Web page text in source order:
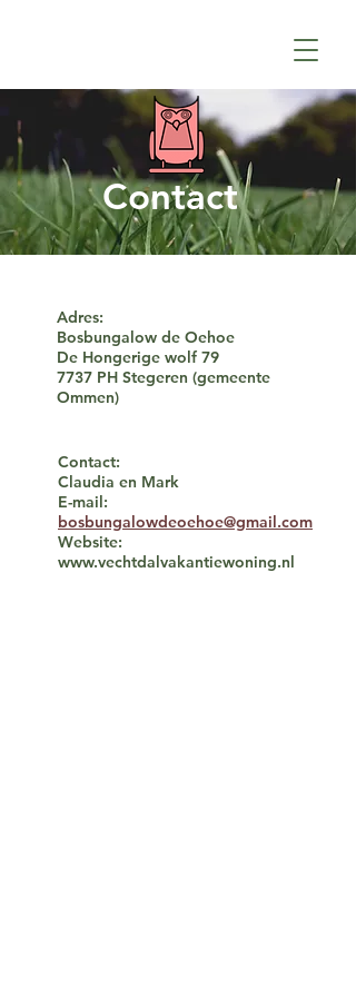
Contact
Adres:
Bosbungalow de Oehoe
De Hongerige wolf 79
7737 PH Stegeren (gemeente
Ommen)
Contact:
Claudia en Mark
E-mail:
bosbungalowdeoehoe@gmail.com
Website:
www.vechtdalvakantiewoning.nl